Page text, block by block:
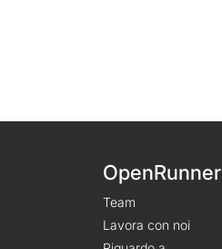
OpenRunner
Team
Lavora con noi